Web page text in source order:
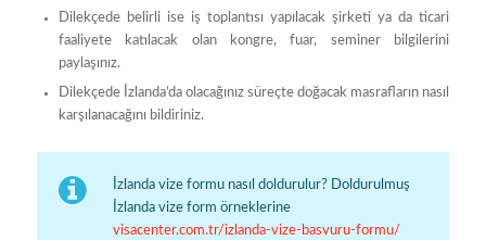
Dilekçede belirli ise iş toplantısı yapılacak şirketi ya da ticari
faaliyete katılacak olan kongre, fuar, seminer bilgilerini
paylaşınız.
Dilekçede İzlanda’da olacağınız süreçte doğacak masrafların nasıl
karşılanacağını bildiriniz.
İzlanda vize formu nasıl doldurulur? Doldurulmuş
İzlanda vize form örneklerine
visacenter.com.tr/izlanda-vize-basvuru-formu/